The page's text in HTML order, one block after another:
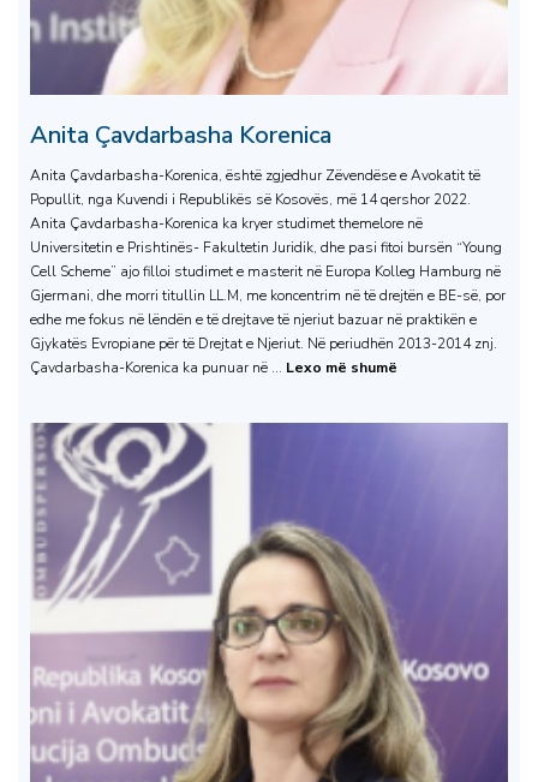
Anita Çavdarbasha Korenica
Anita Çavdarbasha-Korenica, është zgjedhur Zëvendëse e Avokatit të
Popullit, nga Kuvendi i Republikës së Kosovës, më 14 qershor 2022.
Anita Çavdarbasha-Korenica ka kryer studimet themelore në
Universitetin e Prishtinës- Fakultetin Juridik, dhe pasi fitoi bursën “Young
Cell Scheme” ajo filloi studimet e masterit në Europa Kolleg Hamburg në
Gjermani, dhe morri titullin LL.M, me koncentrim në të drejtën e BE-së, por
edhe me fokus në lëndën e të drejtave të njeriut bazuar në praktikën e
Gjykatës Evropiane për të Drejtat e Njeriut. Në periudhën 2013-2014 znj.
Çavdarbasha-Korenica ka punuar në ... Lexo më shumë